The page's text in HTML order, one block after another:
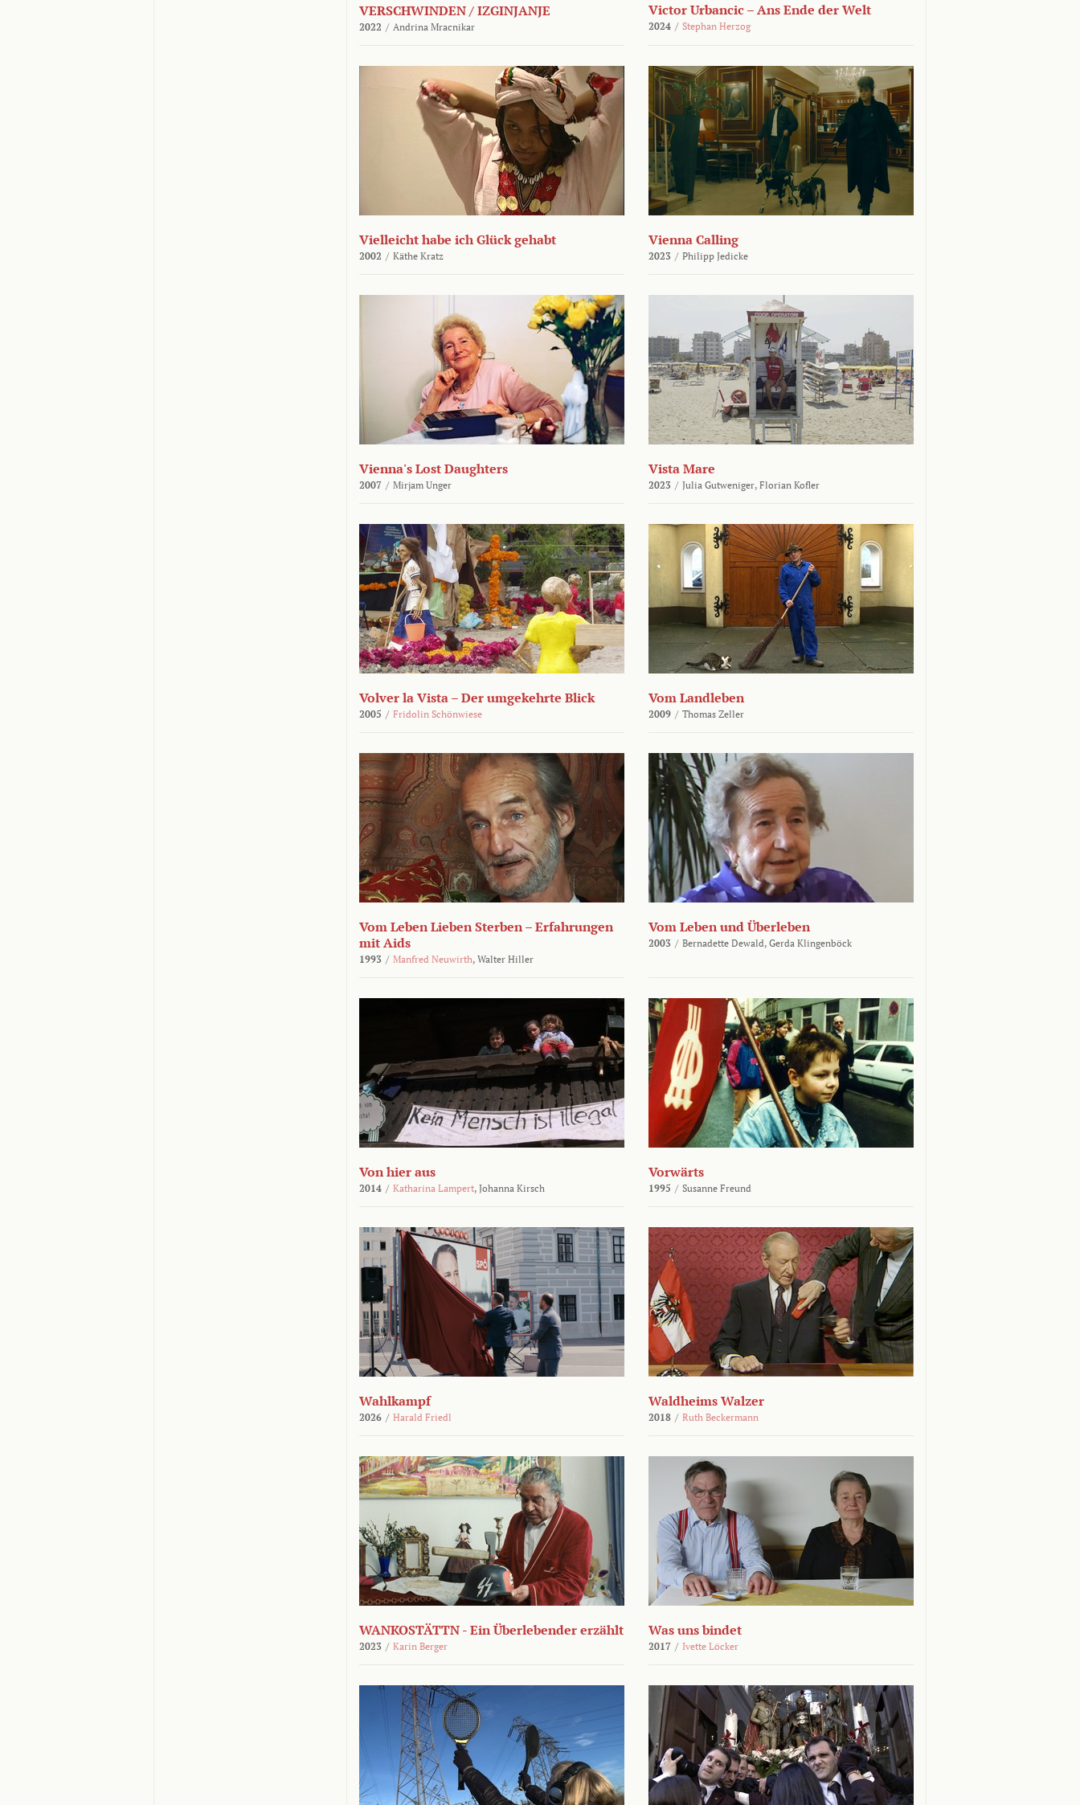
VERSCHWINDEN / IZGINJANJE
2022 / Andrina Mracnikar
Victor Urbancic – Ans Ende der Welt
2024 / Stephan Herzog
Vielleicht habe ich Glück gehabt
2002 / Käthe Kratz
Vienna Calling
2023 / Philipp Jedicke
Vienna's Lost Daughters
2007 / Mirjam Unger
Vista Mare
2023 / Julia Gutweniger, Florian Kofler
Volver la Vista – Der umgekehrte Blick
2005 / Fridolin Schönwiese
Vom Landleben
2009 / Thomas Zeller
Vom Leben Lieben Sterben – Erfahrungen
mit Aids
1993 / Manfred Neuwirth, Walter Hiller
Vom Leben und Überleben
2003 / Bernadette Dewald, Gerda Klingenböck
Von hier aus
2014 / Katharina Lampert, Johanna Kirsch
Vorwärts
1995 / Susanne Freund
Wahlkampf
2026 / Harald Friedl
Waldheims Walzer
2018 / Ruth Beckermann
WANKOSTÄTTN - Ein Überlebender erzählt
2023 / Karin Berger
Was uns bindet
2017 / Ivette Löcker